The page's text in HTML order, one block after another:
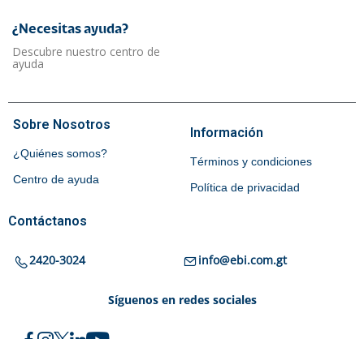
¿Necesitas ayuda?​
Descubre nuestro centro de
ayuda
Sobre Nosotros
¿Quiénes somos?
Centro de ayuda
Información
Términos y condiciones
Política de privacidad
Contáctanos
2420-3024 info@ebi.com.gt
Síguenos en redes sociales